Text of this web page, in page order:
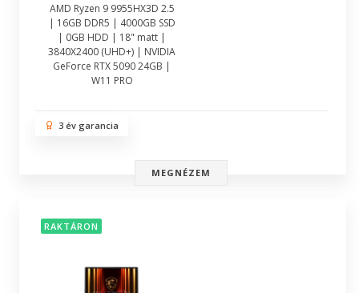
AMD Ryzen 9 9955HX3D 2.5
| 16GB DDR5 | 4000GB SSD
| 0GB HDD | 18" matt |
3840X2400 (UHD+) | NVIDIA
GeForce RTX 5090 24GB |
W11 PRO
3 év garancia
MEGNÉZEM
RAKTÁRON